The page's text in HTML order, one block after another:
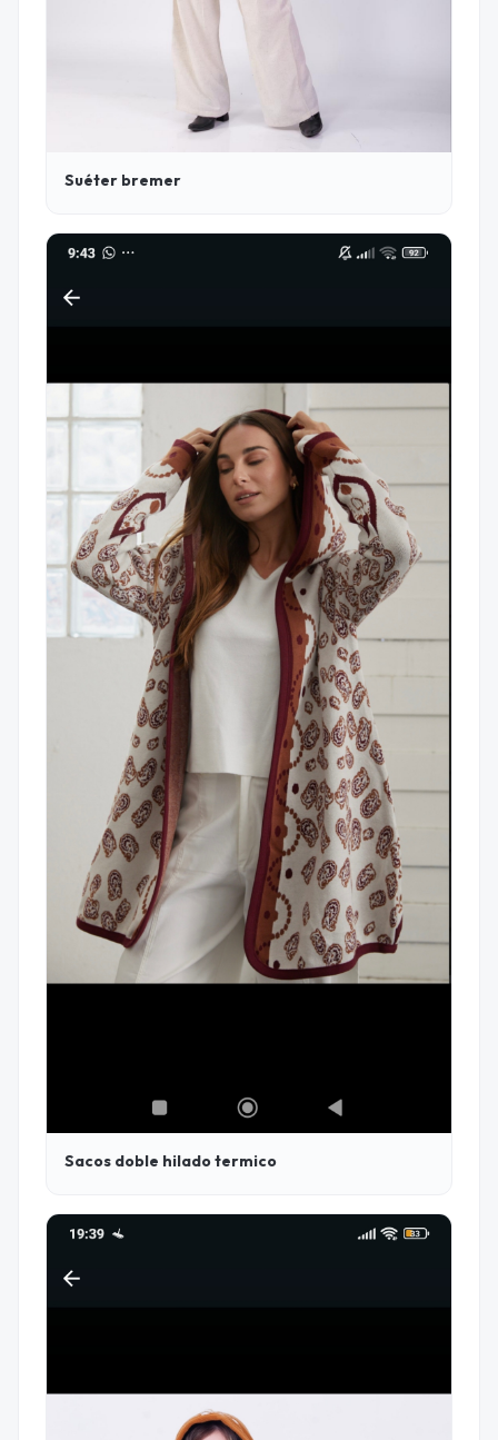
Suéter bremer
Sacos doble hilado termico